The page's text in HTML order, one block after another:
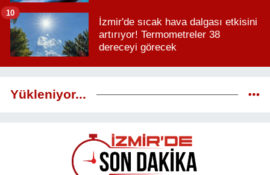
İzmir'de sıcak hava dalgası etkisini
artırıyor! Termometreler 38
dereceyi görecek
10
Yükleniyor...